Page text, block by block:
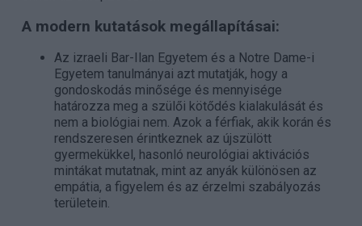
A modern kutatások megállapításai:
Az izraeli Bar-Ilan Egyetem és a Notre Dame-i
Egyetem tanulmányai azt mutatják, hogy a
gondoskodás minősége és mennyisége
határozza meg a szülői kötődés kialakulását és
nem a biológiai nem. Azok a férfiak, akik korán és
rendszeresen érintkeznek az újszülött
gyermekükkel, hasonló neurológiai aktivációs
mintákat mutatnak, mint az anyák különösen az
empátia, a figyelem és az érzelmi szabályozás
területein.